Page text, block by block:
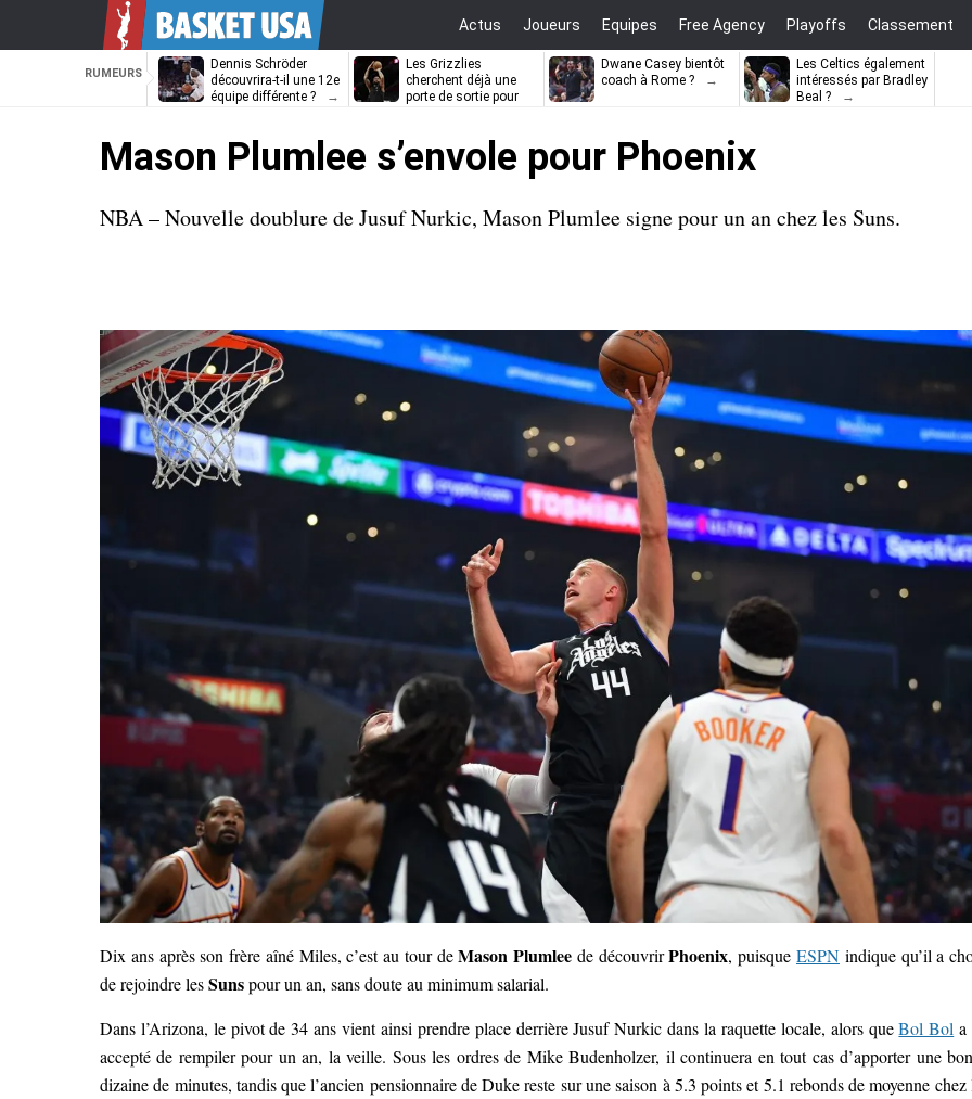
Actus Joueurs Equipes Free Agency Playoffs Classement
RUMEURS
Dennis Schröder
découvrira-t-il une 12e
équipe différente ?
Les Grizzlies
cherchent déjà une
porte de sortie pour
Dwane Casey bientôt
coach à Rome ?
Les Celtics également
intéressés par Bradley
Beal ?
Mason Plumlee s’envole pour Phoenix
NBA – Nouvelle doublure de Jusuf Nurkic, Mason Plumlee signe pour un an chez les Suns.
Dix ans après son frère aîné Miles, c’est au tour deMason Plumlee de découvrirPhoenix, puisque ESPNindique qu’il a
de rejoindre lesSunspour un an, sans doute au minimum salarial.
Dans l’Arizona, le pivot de 34 ans vient ainsi prendre place derrière Jusuf Nurkic dans la raquette locale, alors queBol Bol a
accepté de rempiler pour un an, la veille. Sous les ordres de Mike Budenholzer, il continuera en tout cas d’apporter une
dizaine de minutes, tandis que l’ancien pensionnaire de Duke reste sur une saison à 5.3 points et 5.1 rebonds de moyenne chez